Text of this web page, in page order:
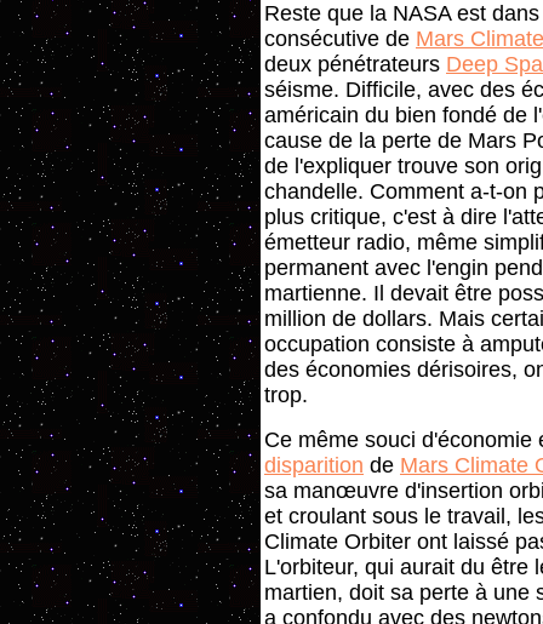
Reste que la NASA est
consécutive de Mars
deux pénétrateurs Deep
séisme. Difficile, avec des
américain du bien fondé de
cause de la perte de Mars
de l'expliquer trouve son
chandelle. Comment a-t-on
plus critique, c'est à dire
émetteur radio, même
permanent avec l'engin
martienne. Il devait être
million de dollars. Mais
occupation consiste à
des économies dérisoires,
trop.
Ce même souci
disparition de Mars Climate
sa manœuvre d'insertion
et croulant sous le travail,
Climate Orbiter ont laissé
L'orbiteur, qui aurait du être
martien, doit sa perte à une
a confondu avec des